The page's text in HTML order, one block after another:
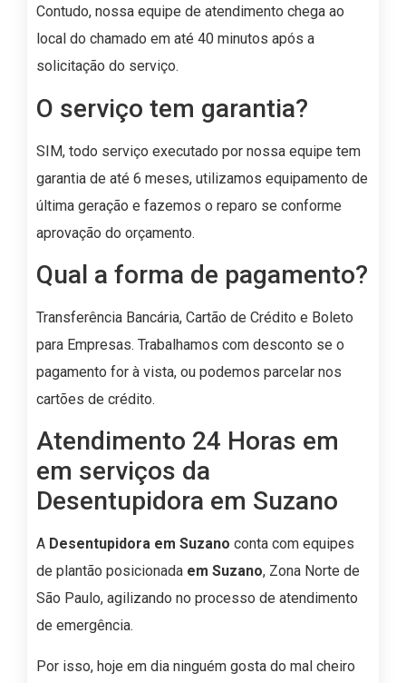
Contudo, nossa equipe de atendimento chega ao
local do chamado em até 40 minutos após a
solicitação do serviço.
O serviço tem garantia?
SIM, todo serviço executado por nossa equipe tem
garantia de até 6 meses, utilizamos equipamento de
última geração e fazemos o reparo se conforme
aprovação do orçamento.
Qual a forma de pagamento?
Transferência Bancária, Cartão de Crédito e Boleto
para Empresas. Trabalhamos com desconto se o
pagamento for à vista, ou podemos parcelar nos
cartões de crédito.
Atendimento 24 Horas em
em serviços da
Desentupidora em Suzano
A Desentupidora em Suzano conta com equipes
de plantão posicionada em Suzano, Zona Norte de
São Paulo, agilizando no processo de atendimento
de emergência.
Por isso, hoje em dia ninguém gosta do mal cheiro